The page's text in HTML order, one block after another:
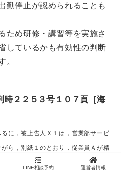
勤停止が認められることも
ため研修・講習等を実施さ
しているかも有効性の判断
。
時２２５３号１０７頁［海
るに，被上告人Ｘ１は，営業部サービ
ら，別紙１のとおり，従業員Ａが精
に，同人に対し，自らの不貞相手に
LINE相談予約 運営者情報